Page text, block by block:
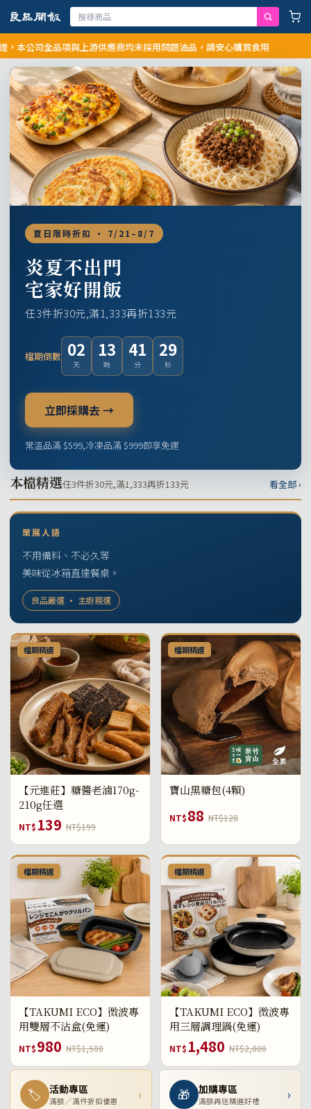
司全品項與上游供應商均未採用問題油品，請安心購買食用
夏日限時折扣 · 7/21–8/7
炎夏不出門
宅家好開飯
任3件折30元,滿1,333再折133元
檔期倒數 02
天
13
時
41
分
28
秒
立即採購去 →
常溫品滿 $599,冷凍品滿 $999即享免運
本檔精選任3件折30元,滿1,333再折133元 看全部 ›
策展人語
不用備料、不必久等
美味從冰箱直達餐桌。
良品嚴選 · 主廚親選
檔期精選
【元進莊】糖醬老滷170g-
210g任選
NT$ 139 NT$199
檔期精選
寶山黑糖包(4顆)
NT$88 NT$128
檔期精選
【TAKUMI ECO】微波專
用雙層不沾盒(免運)
NT$980 NT$1,500
檔期精選
【TAKUMI ECO】微波專
用三層調理鍋(免運)
NT$ 1,480 NT$2,000
🏷 活動專區
滿額／滿件折扣優惠 › 🎁 加購專區
滿額再送精選好禮 ›